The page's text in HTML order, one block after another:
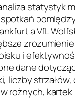
statystyk
pomiędzy
a VfL
i
dane
liczby
rożnych, kartek